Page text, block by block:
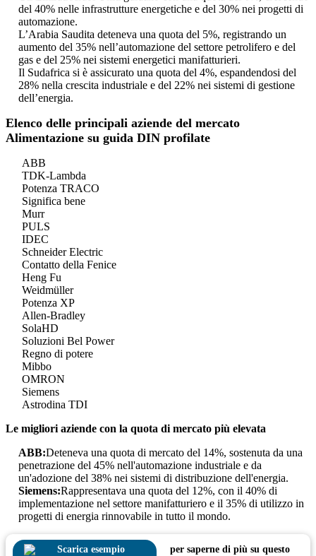
del 40% nelle infrastrutture energetiche e del 30% nei progetti di
automazione.
L’Arabia Saudita deteneva una quota del 5%, registrando un
aumento del 35% nell’automazione del settore petrolifero e del
gas e del 25% nei sistemi energetici manifatturieri.
Il Sudafrica si è assicurato una quota del 4%, espandendosi del
28% nella crescita industriale e del 22% nei sistemi di gestione
dell’energia.
Elenco delle principali aziende del mercato
Alimentazione su guida DIN profilate
ABB
TDK-Lambda
Potenza TRACO
Significa bene
Murr
PULS
IDEC
Schneider Electric
Contatto della Fenice
Heng Fu
Weidmüller
Potenza XP
Allen-Bradley
SolaHD
Soluzioni Bel Power
Regno di potere
Mibbo
OMRON
Siemens
Astrodina TDI
Le migliori aziende con la quota di mercato più elevata
ABB:Deteneva una quota di mercato del 14%, sostenuta da una
penetrazione del 45% nell'automazione industriale e da
un'adozione del 38% nei sistemi di distribuzione dell'energia.
Siemens:Rappresentava una quota del 12%, con il 40% di
implementazione nel settore manifatturiero e il 35% di utilizzo in
progetti di energia rinnovabile in tutto il mondo.
Scarica esempio
per saperne di più su questo